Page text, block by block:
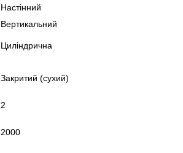
Настінний
Вертикальний
Циліндрична
Закритий (сухий)
2
2000